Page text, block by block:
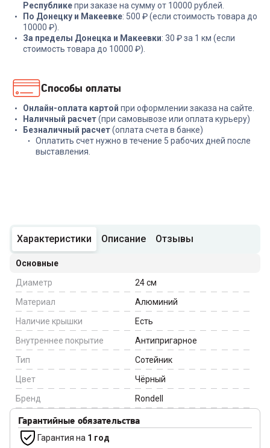
Республикепри заказе на сумму от 10000 рублей.
По Донецку и Макеевке: 500 ₽ (если стоимость товара до
10000 ₽).
За пределы Донецка и Макеевки: 30 ₽ за 1 км (если
стоимость товара до 10000 ₽).
Способы оплаты
Онлайн-оплата картой при оформлении заказа на сайте.
Наличный расчет(при самовывозе или оплата курьеру)
Безналичный расчет(оплата счета в банке)
Оплатить счет нужно в течение 5 рабочих дней после
выставления.
Характеристики Описание Отзывы
Основные
Диаметр
24см
Материал
Алюминий
Наличие крышки
Есть
Внутреннее покрытие
Антипригарное
Тип
Сотейник
Цвет
Чёрный
Бренд
Rondell
Гарантийные обязательства
Гарантия на 1 год